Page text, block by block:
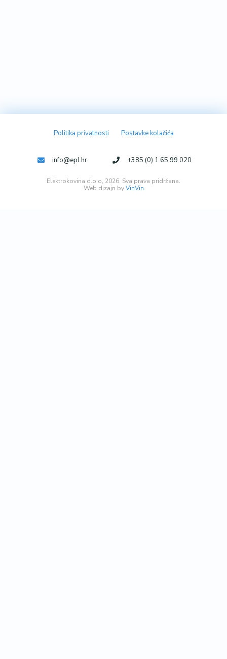
Politika privatnosti Postavke kolačića
Web dizajn byVinVin
Elektrokovina d.o.o, 2026. Sva prava pridržana.
info@epl.hr +385 (0) 1 65 99 020